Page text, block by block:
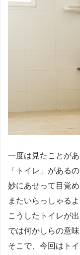
一度は見たことが
「トイレ」がある
妙にあせって目覚
またいらっしゃるよ
こうしたトイレが
では何かしらの意
そこで、今回はト